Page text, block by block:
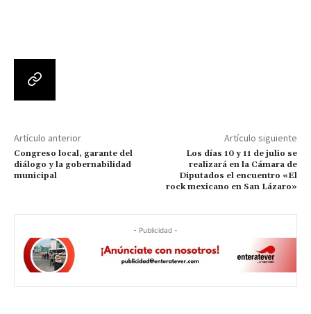
Artículo anterior
Congreso local, garante del
diálogo y la gobernabilidad
municipal
Artículo siguiente
Los días 10 y 11 de julio se
realizará en la Cámara de
Diputados el encuentro «El
rock mexicano en San Lázaro»
- Publicidad -